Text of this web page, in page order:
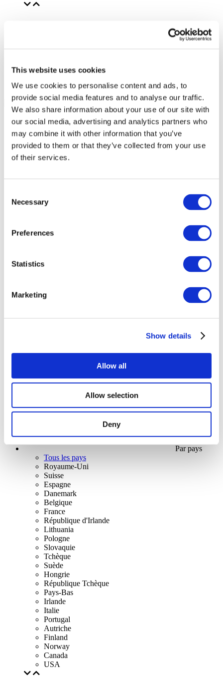
This website uses cookies
We use cookies to personalise content and ads, to
provide social media features and to analyse our traffic.
We also share information about your use of our site with
our social media, advertising and analytics partners who
may combine it with other information that you’ve
provided to them or that they’ve collected from your use
of their services.
Selection
Necessary
Preferences
Statistics
Marketing
Show details
Allow all
Allow selection
Deny
Événements
Concerts
Rock music
Par pays
Tous les pays
Royaume-Uni
Suisse
Espagne
Danemark
Belgique
France
République d'Irlande
Lithuania
Pologne
Slovaquie
Tchèque
Suède
Hongrie
République Tchèque
Pays-Bas
Irlande
Italie
Portugal
Autriche
Finland
Norway
Canada
USA